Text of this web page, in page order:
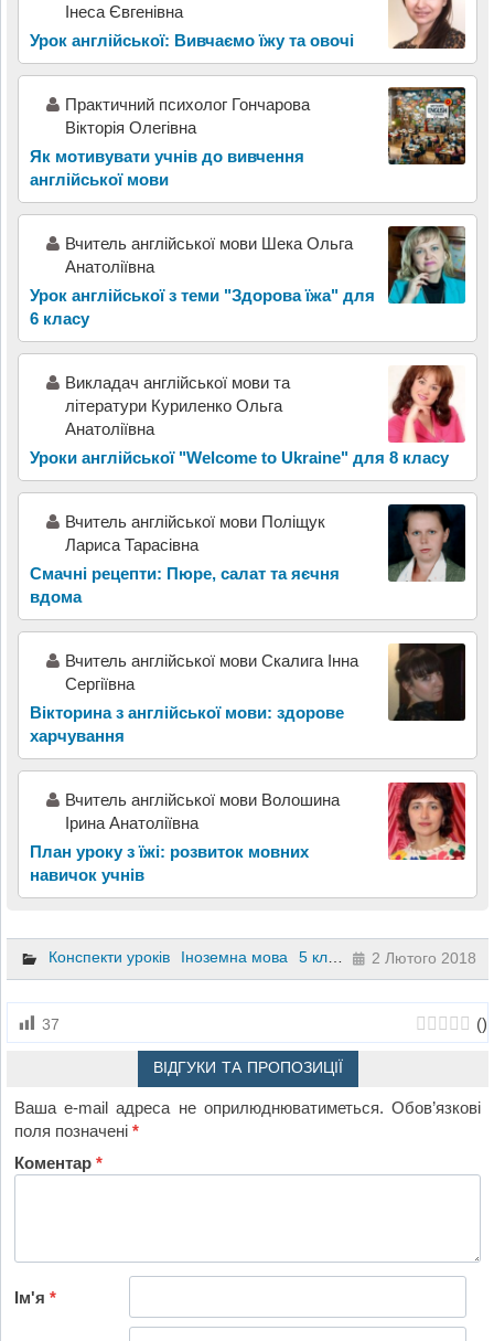
Інеса Євгенівна
Урок англійської: Вивчаємо їжу та овочі
Практичний психолог Гончарова
Вікторія Олегівна
Як мотивувати учнів до вивчення
англійської мови
Вчитель англійської мови Шека Ольга
Анатоліївна
Урок англійської з теми "Здорова їжа" для
6 класу
Викладач англійської мови та
літератури Куриленко Ольга
Анатоліївна
Уроки англійської "Welcome to Ukraine" для 8 класу
Вчитель англійської мови Поліщук
Лариса Тарасівна
Смачні рецепти: Пюре, салат та яєчня
вдома
Вчитель англійської мови Скалига Інна
Сергіївна
Вікторина з англійської мови: здорове
харчування
Вчитель англійської мови Волошина
Ірина Анатоліївна
План уроку з їжі: розвиток мовних
навичок учнів
Конспекти уроків Іноземна мова 5 клас 2 Лютого 2018
37 ()
ВІДГУКИ ТА ПРОПОЗИЦІЇ
Ваша e-mail адреса не оприлюднюватиметься. Обов’язкові
поля позначені*
Коментар*
Ім'я*